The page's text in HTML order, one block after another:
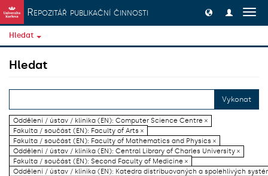
Přeskočit na obsah
Repozitář publikační činnosti
Hledat
Hledat
Vykonat
Oddělení / ústav / klinika (EN): Computer Science Centre ×
Fakulta / součást (EN): Faculty of Arts ×
Fakulta / součást (EN): Faculty of Mathematics and Physics ×
Oddělení / ústav / klinika (EN): Central Library of Charles University ×
Fakulta / součást (EN): Second Faculty of Medicine ×
Oddělení / ústav / klinika (EN): Katedra distribuovaných a spolehlivých